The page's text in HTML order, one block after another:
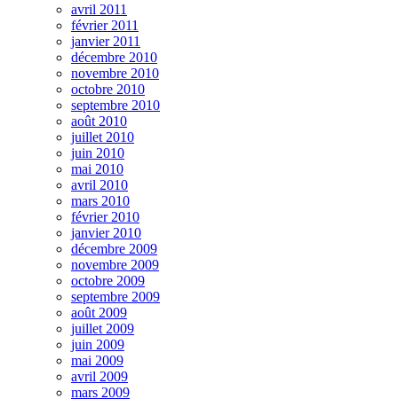
avril 2011
février 2011
janvier 2011
décembre 2010
novembre 2010
octobre 2010
septembre 2010
août 2010
juillet 2010
juin 2010
mai 2010
avril 2010
mars 2010
février 2010
janvier 2010
décembre 2009
novembre 2009
octobre 2009
septembre 2009
août 2009
juillet 2009
juin 2009
mai 2009
avril 2009
mars 2009